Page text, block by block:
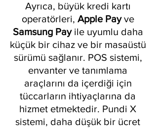
Ayrıca, büyük kredi kartı
operatörleri, Apple Pay ve
Samsung Pay ile uyumlu daha
küçük bir cihaz ve bir masaüstü
sürümü sağlanır. POS sistemi,
envanter ve tanımlama
araçlarını da içerdiği için
tüccarların ihtiyaçlarına da
hizmet etmektedir. Pundi X
sistemi, daha düşük bir ücret